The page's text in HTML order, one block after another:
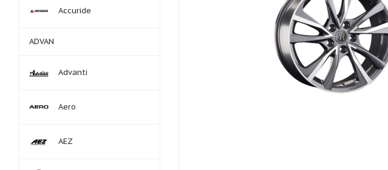
Accuride
ADVAN
Advanti
Aero
AEZ